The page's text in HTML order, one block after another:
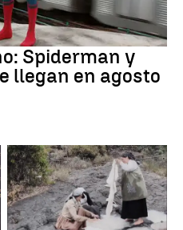
Spiderman y
llegan en agosto
Canarias